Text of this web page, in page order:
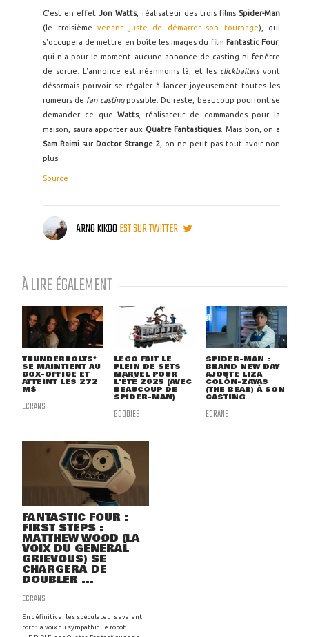
C'est en effetJon Watts, réalisateur des trois films Spider-Man
(le troisième venant juste de démarrer son tournage), qui
s'occupera de mettre en boîte les images du film Fantastic Four,
qui n'a pour le moment aucune annonce de casting ni fenêtre
de sortie. L'annonce est néanmoins là, et les clickbaiters vont
désormais pouvoir se régaler à lancer joyeusement toutes les
rumeurs de fan castingpossible. Du reste, beaucoup pourront se
demander ce queWatts, réalisateur de commandes pour la
maison, saura apporter aux Quatre Fantastiques. Mais bon, on a
Sam Raimi sur Doctor Strange 2 , on ne peut pas tout avoir non
plus.
Source
ARNO KIKOOEST SUR TWITTER
À LIRE ÉGALEMENT
THUNDERBOLTS*
SE MAINTIENT AU
BOX-OFFICE ET
ATTEINT LES 272
M$
ECRANS
LEGO FAIT LE
PLEIN DE SETS
MARVEL POUR
L'ÉTÉ 2025 (AVEC
BEAUCOUP DE
SPIDER-MAN)
GOODIES
SPIDER-MAN :
BRAND NEW DAY
AJOUTE LIZA
COLÓN-ZAYAS
(THE BEAR) À SON
CASTING
ECRANS
FANTASTIC FOUR :
FIRST STEPS :
MATTHEW WOOD (LA
VOIX DU GÉNÉRAL
GRIEVOUS) SE
CHARGERA DE
DOUBLER ...
ECRANS
En définitive, les spéculateurs avaient
tort : la voix du sympathique robot